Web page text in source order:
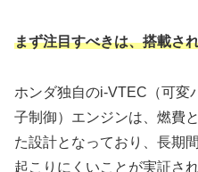
まず注目すべきは、搭載さ
ホンダ独自のi-VTEC（可変
子制御）エンジンは、燃費
た設計となっており、長期
起こりにくいことが実証さ